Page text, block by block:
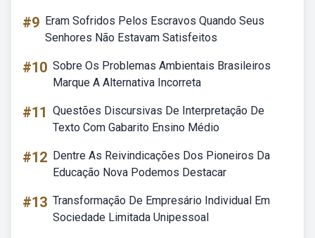
#9 Eram Sofridos Pelos Escravos Quando Seus
Senhores Não Estavam Satisfeitos
#10 Sobre Os Problemas Ambientais Brasileiros
Marque A Alternativa Incorreta
#11 Questões Discursivas De Interpretação De
Texto Com Gabarito Ensino Médio
#12 Dentre As Reivindicações Dos Pioneiros Da
Educação Nova Podemos Destacar
#13 Transformação De Empresário Individual Em
Sociedade Limitada Unipessoal